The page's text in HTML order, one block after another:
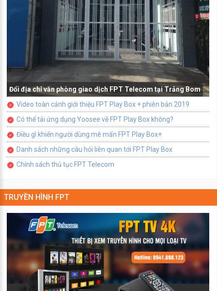
Đổi địa chỉ văn phòng giao dịch FPT Telecom tại Trảng Bom
Video toàn cảnh giới thiệu FPT Play Box + phiên bản 2019
Có thể tải ứng dụng Yoosee về FPT Play Box không?
Điều gì khiến người dùng mê mẩn FPT Play Box+
Danh sách những câu hỏi liên quan tới FPT Play Box
Chính sách thủ tục FPT Telecom
TRUYỀN HÌNH FPT